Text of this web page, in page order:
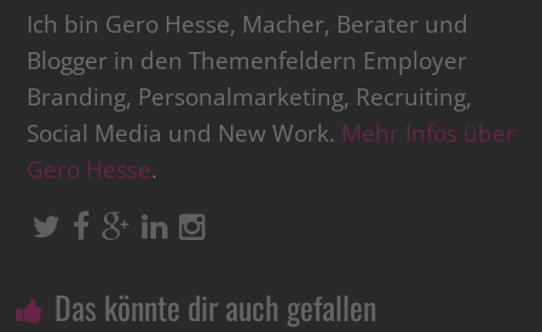
Ich bin Gero Hesse, Macher, Berater und
Blogger in den Themenfeldern Employer
Branding, Personalmarketing, Recruiting,
Social Media und New Work. Mehr Infos über
Gero Hesse.
Das könnte dir auch gefallen